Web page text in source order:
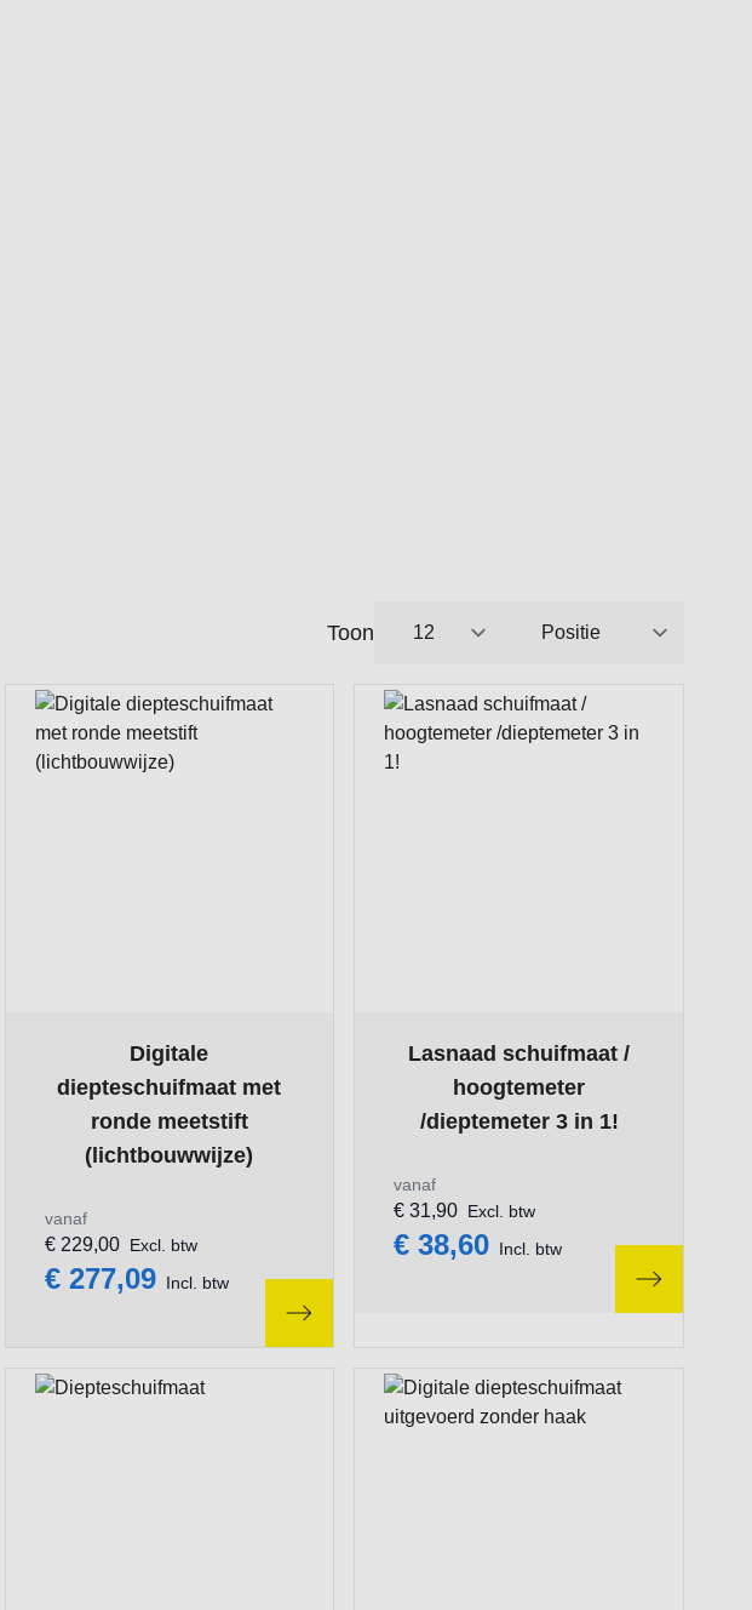
Toon
per pagina Sorteer op
Digitale
diepteschuifmaat met
ronde meetstift
(lichtbouwwijze)
vanaf
€ 277,09 Incl. btw
€ 229,00 Excl. btw
Lasnaad schuifmaat /
hoogtemeter
/dieptemeter 3 in 1!
vanaf
€ 38,60 Incl. btw
€ 31,90 Excl. btw